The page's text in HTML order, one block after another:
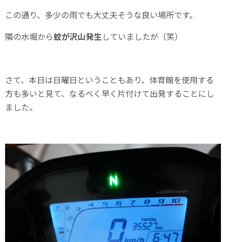
この通り、多少の雨でも大丈夫そうな良い場所です。
隣の水堀から蚊が沢山発生していましたが（笑）
さて、本日は日曜日ということもあり、体育館を使用する
方も多いと見て、なるべく早く片付けて出発することにし
ました。